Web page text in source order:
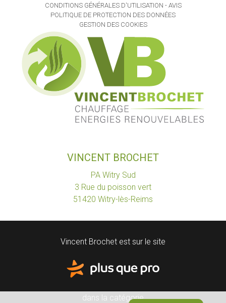
CONDITIONS GÉNÉRALES D'UTILISATION - AVIS
POLITIQUE DE PROTECTION DES DONNÉES
GESTION DES COOKIES
VINCENT BROCHET
PA Witry Sud
3 Rue du poisson vert
51420 Witry-lès-Reims
Vincent Brochet est sur le site
dans la catégorie